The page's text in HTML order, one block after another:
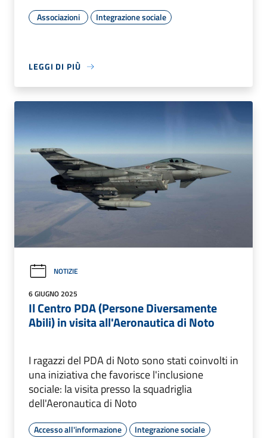
Associazioni Integrazione sociale
LEGGI DI PIÙ
NOTIZIE
6 GIUGNO 2025
Il Centro PDA (Persone Diversamente
Abili) in visita all'Aeronautica di Noto
I ragazzi del PDA di Noto sono stati coinvolti in
una iniziativa che favorisce l'inclusione
sociale: la visita presso la squadriglia
dell'Aeronautica di Noto
Accesso all'informazione Integrazione sociale